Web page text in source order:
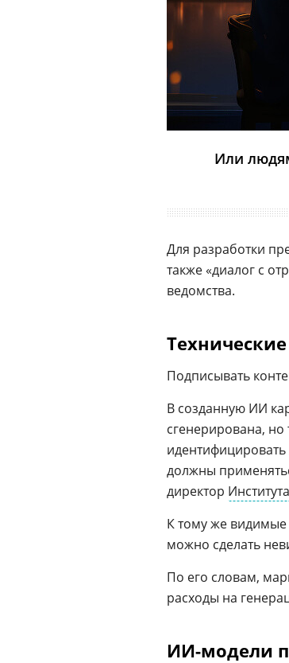
Или
Для разработки
также «диалог с
ведомства.
Подписывать
В созданную ИИ
сгенерирована, но
идентифицировать
должны
директор
К тому же
можно сделать
По его словам,
расходы на
ИИ-модели